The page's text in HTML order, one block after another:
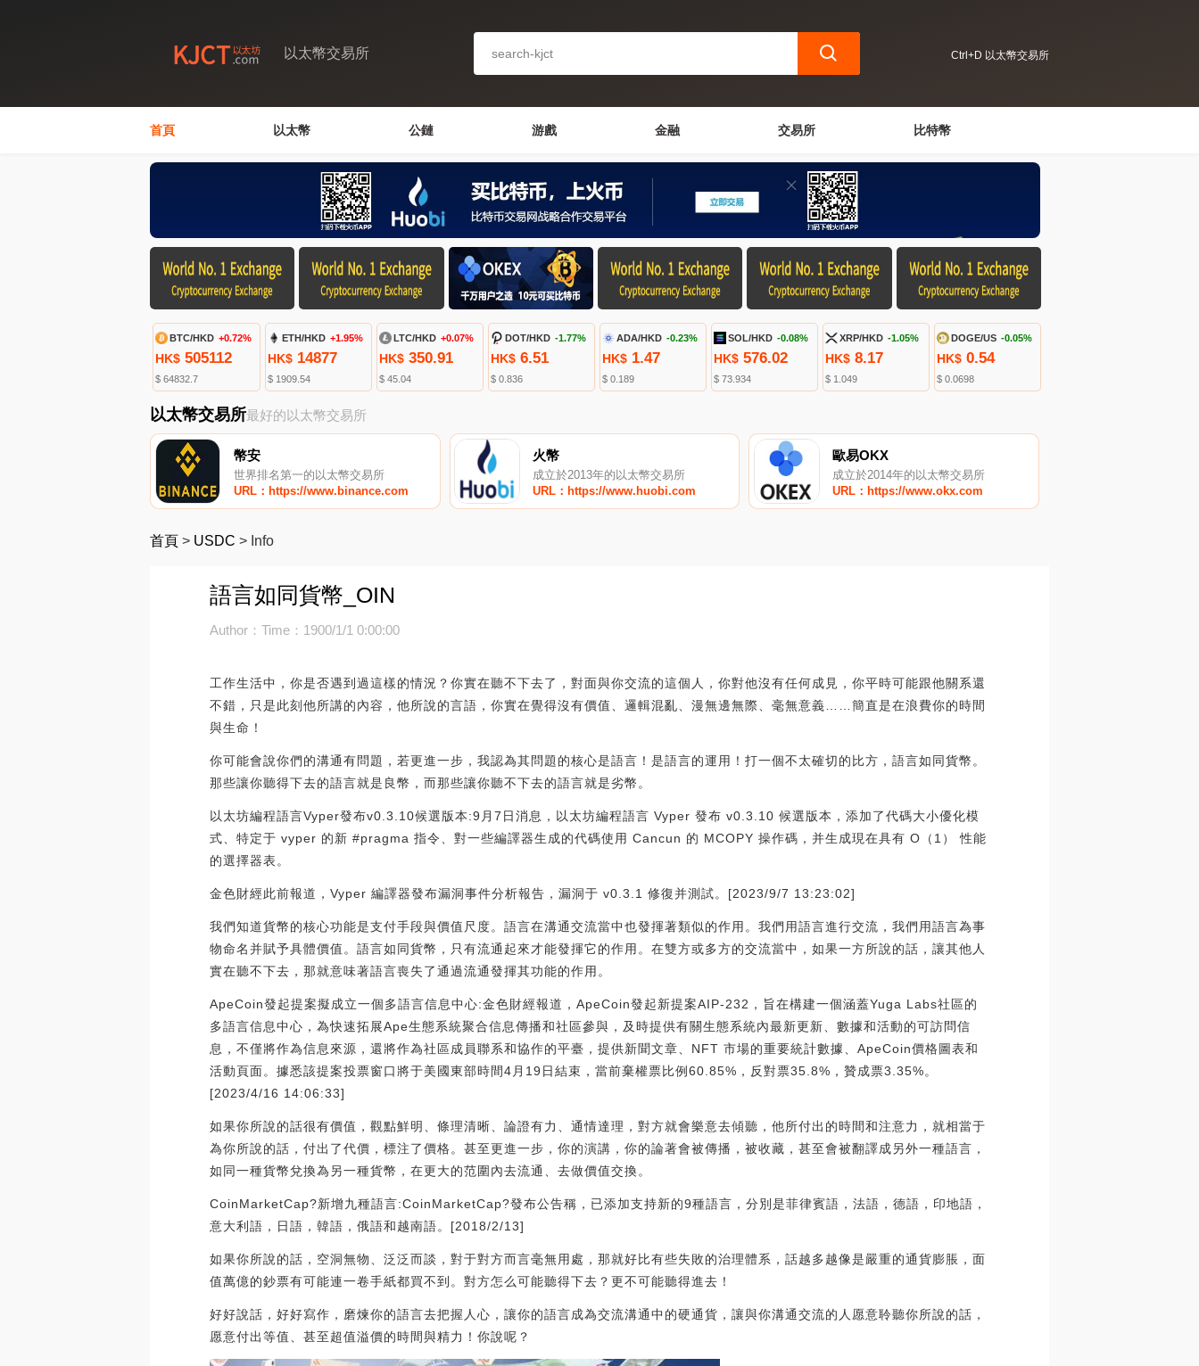
以太幣交易所 Ctrl+D 以太幣交易所
首頁 以太幣 公鏈 游戲 金融 交易所 比特幣
BTC/HKD +0.72%
HK$ 505112
$ 64832.7
ETH/HKD +1.95%
HK$14877
$ 1909.54
LTC/HKD +0.07%
HK$350.91
$ 45.04
DOT/HKD -1.77%
HK$6.51
$ 0.836
ADA/HKD -0.23%
HK$1.47
$ 0.189
SOL/HKD -0.08%
HK$ 576.02
$ 73.934
XRP/HKD -1.05%
HK$ 8.17
$ 1.049
DOGE/US -0.05%
HK$ 0.54
$ 0.0698
以太幣交易所最好的以太幣交易所
幣安
世界排名第一的以太幣交易所
URL：https://www.binance.com
火幣
成立於2013年的以太幣交易所
URL：https://www.huobi.com
歐易OKX
成立於2014年的以太幣交易所
URL：https://www.okx.com
首頁 > USDC > Info
語言如同貨幣_OIN
Author：Time：1900/1/1 0:00:00
工作生活中，你是否遇到過這樣的情況？你實在聽不下去了，對面與你交流的這個人，你對他沒有任何成見，你平時可能跟他關系還
不錯，只是此刻他所講的內容，他所說的言語，你實在覺得沒有價值、邏輯混亂、漫無邊無際、毫無意義……簡直是在浪費你的時間
與生命！
你可能會說你們的溝通有問題，若更進一步，我認為其問題的核心是語言！是語言的運用！打一個不太確切的比方，語言如同貨幣。
那些讓你聽得下去的語言就是良幣，而那些讓你聽不下去的語言就是劣幣。
以太坊編程語言Vyper發布v0.3.10候選版本:9月7日消息，以太坊編程語言 Vyper 發布 v0.3.10 候選版本，添加了代碼大小優化模
式、特定于 vyper 的新 #pragma 指令、對一些編譯器生成的代碼使用 Cancun 的 MCOPY 操作碼，并生成現在具有 O（1） 性能
的選擇器表。
金色財經此前報道，Vyper 編譯器發布漏洞事件分析報告，漏洞于 v0.3.1 修復并測試。[2023/9/7 13:23:02]
我們知道貨幣的核心功能是支付手段與價值尺度。語言在溝通交流當中也發揮著類似的作用。我們用語言進行交流，我們用語言為事
物命名并賦予具體價值。語言如同貨幣，只有流通起來才能發揮它的作用。在雙方或多方的交流當中，如果一方所說的話，讓其他人
實在聽不下去，那就意味著語言喪失了通過流通發揮其功能的作用。
ApeCoin發起提案擬成立一個多語言信息中心:金色財經報道，ApeCoin發起新提案AIP-232，旨在構建一個涵蓋Yuga Labs社區的
多語言信息中心，為快速拓展Ape生態系統聚合信息傳播和社區參與，及時提供有關生態系統內最新更新、數據和活動的可訪問信
息，不僅將作為信息來源，還將作為社區成員聯系和協作的平臺，提供新聞文章、NFT 市場的重要統計數據、ApeCoin價格圖表和
活動頁面。據悉該提案投票窗口將于美國東部時間4月19日結束，當前棄權票比例60.85%，反對票35.8%，贊成票3.35%。
[2023/4/16 14:06:33]
如果你所說的話很有價值，觀點鮮明、條理清晰、論證有力、通情達理，對方就會樂意去傾聽，他所付出的時間和注意力，就相當于
為你所說的話，付出了代價，標注了價格。甚至更進一步，你的演講，你的論著會被傳播，被收藏，甚至會被翻譯成另外一種語言，
如同一種貨幣兌換為另一種貨幣，在更大的范圍內去流通、去做價值交換。
CoinMarketCap?新增九種語言:CoinMarketCap?發布公告稱，已添加支持新的9種語言，分別是菲律賓語，法語，德語，印地語，
意大利語，日語，韓語，俄語和越南語。[2018/2/13]
如果你所說的話，空洞無物、泛泛而談，對于對方而言毫無用處，那就好比有些失敗的治理體系，話越多越像是嚴重的通貨膨脹，面
值萬億的鈔票有可能連一卷手紙都買不到。對方怎么可能聽得下去？更不可能聽得進去！
好好說話，好好寫作，磨煉你的語言去把握人心，讓你的語言成為交流溝通中的硬通貨，讓與你溝通交流的人愿意聆聽你所說的話，
愿意付出等值、甚至超值溢價的時間與精力！你說呢？